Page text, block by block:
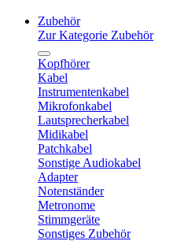
Zubehör
Zur Kategorie Zubehör
Kopfhörer
Kabel
Instrumentenkabel
Mikrofonkabel
Lautsprecherkabel
Midikabel
Patchkabel
Sonstige Audiokabel
Adapter
Notenständer
Metronome
Stimmgeräte
Sonstiges Zubehör